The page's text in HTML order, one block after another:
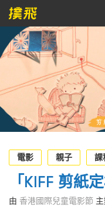
節目
關於撲飛
條款及細則
EN
電影
親子 課
「KIFF 剪紙
由 香港國際兒童電影節